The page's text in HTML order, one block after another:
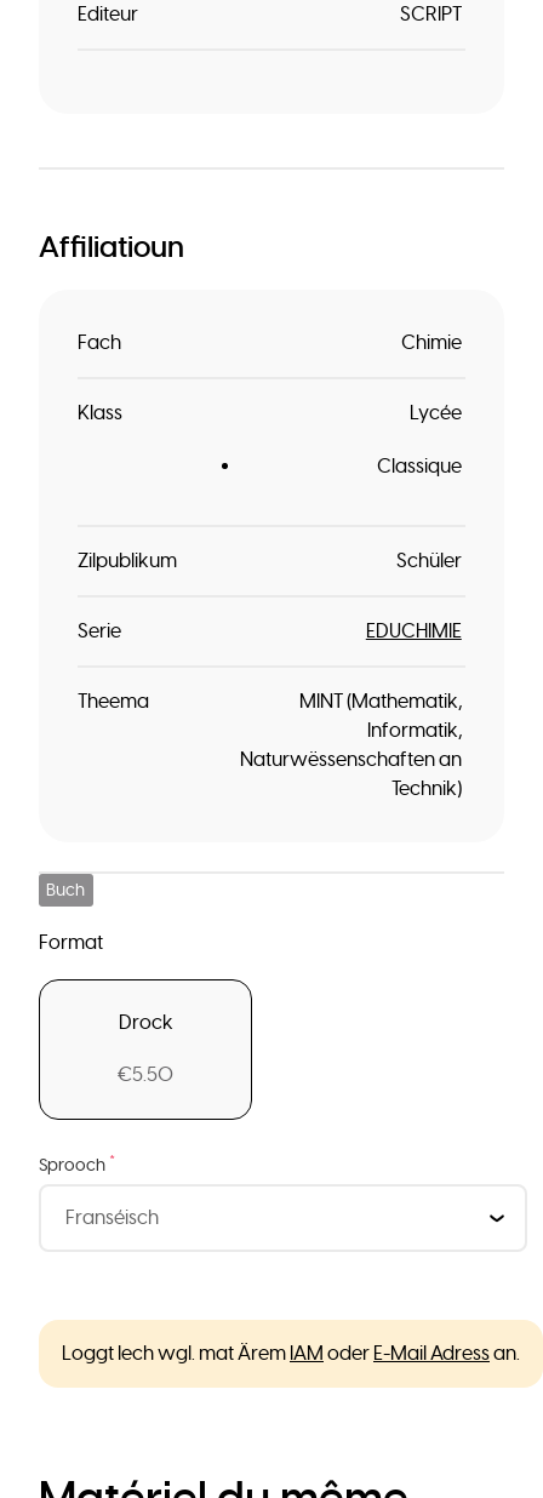
Editeur SCRIPT
Affiliatioun
Fach Chimie
Klass Lycée
Classique
Zilpublikum Schüler
Serie EDUCHIMIE
Theema
MINT (Mathematik,
Informatik,
Naturwëssenschaften an
Technik)
Buch
Format
Drock
€5.50
Sprooch *
Loggt Iech wgl. mat Ärem IAM oder E-Mail Adressan.